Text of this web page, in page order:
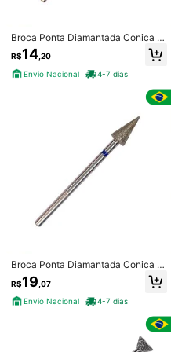
4,91
4,91
4,91
Você Também Pode Gostar
Casa e Decoração
Economize R$3,47
Broca Ponta Diamantada Conica T
opo Plano PM 703 Brilho
R$14 ,20
Envio Nacional
4-7 dias
Broca Ponta Diamantada Conica P
M 730
R$19 ,07
Envio Nacional
4-7 dias